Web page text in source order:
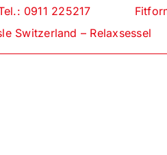
0911 225217
Switzerland – Relaxsessel